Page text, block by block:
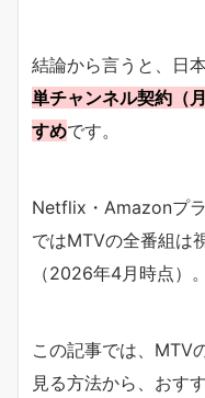
結論から言うと、日
単チャンネル契約（
すめです。
Netflix・Amazonプ
ではMTVの全番組は
（2026年4月時点）。
この記事では、MTV
見る方法から、おす